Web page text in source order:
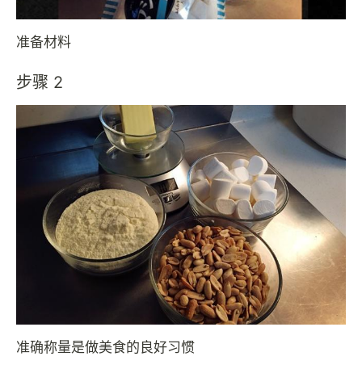
准备材料
步骤 2
准确称量是做美食的良好习惯